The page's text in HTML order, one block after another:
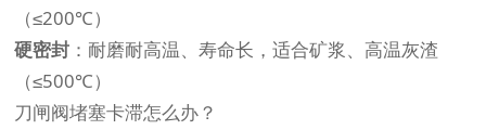
（≤200℃）
硬密封 ：耐磨耐高温、寿命长，适合矿浆、高温灰渣
（≤500℃）
刀闸阀堵塞卡滞怎么办？